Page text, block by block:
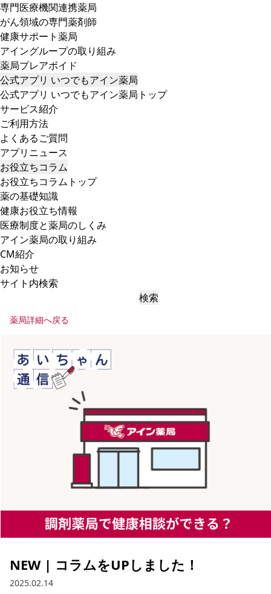
専門医療機関連携薬局
がん領域の専門薬剤師
健康サポート薬局
アイングループの取り組み
薬局プレアボイド
公式アプリ いつでもアイン薬局
公式アプリ いつでもアイン薬局トップ
サービス紹介
ご利用方法
よくあるご質問
アプリニュース
お役立ちコラム
お役立ちコラムトップ
薬の基礎知識
健康お役立ち情報
医療制度と薬局のしくみ
アイン薬局の取り組み
CM紹介
お知らせ
サイト内検索
検索
薬局詳細へ戻る
NEW | コラムをUPしました！
2025.02.14